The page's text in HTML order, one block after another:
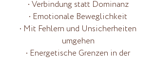
• Verbindung statt Dominanz
• Emotionale Beweglichkeit
• Mit Fehlern und Unsicherheiten
umgehen
• Energetische Grenzen in der